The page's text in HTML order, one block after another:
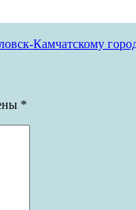
Камчатскому
*